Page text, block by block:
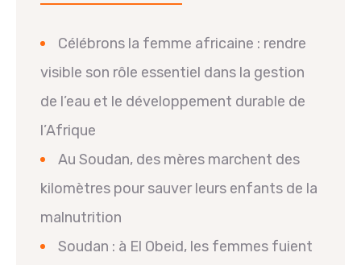
Célébrons la femme africaine : rendre
visible son rôle essentiel dans la gestion
de l’eau et le développement durable de
l’Afrique
Au Soudan, des mères marchent des
kilomètres pour sauver leurs enfants de la
malnutrition
Soudan : à El Obeid, les femmes fuient